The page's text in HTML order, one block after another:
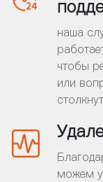
наша
чтобы
или
можем